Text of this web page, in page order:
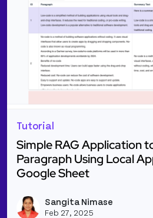
Tutorial
Simple RAG Application
Paragraph Using Local
Google Sheet
Sangita Nimase
Feb 27, 2025